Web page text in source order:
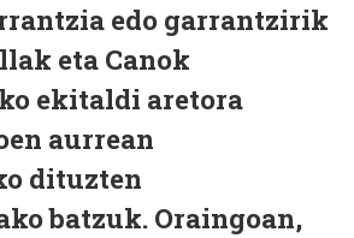
edo garrantzirik
eta Canok
ekitaldi aretora
aurrean
dituzten
batzuk. Oraingoan,